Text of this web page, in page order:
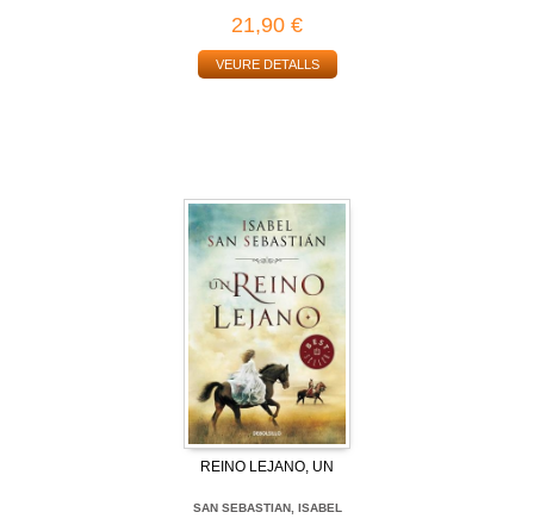
21,90 €
VEURE DETALLS
REINO LEJANO, UN
SAN SEBASTIAN, ISABEL